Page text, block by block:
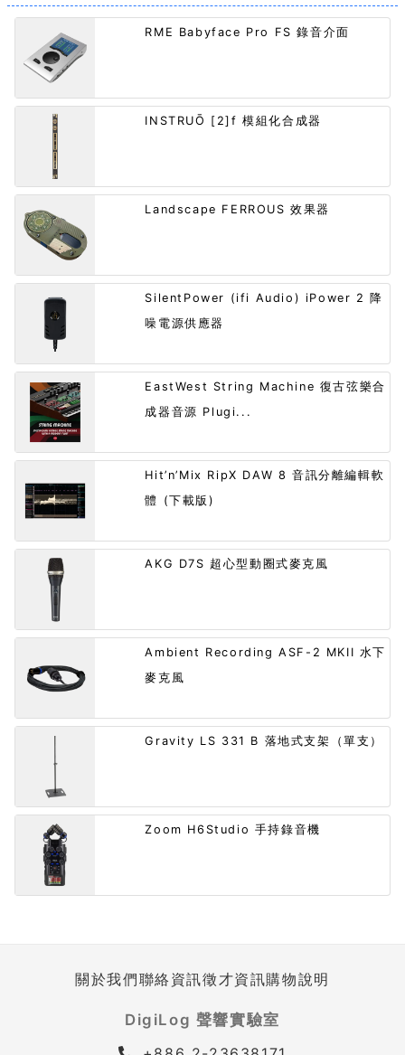
RME Babyface Pro FS 錄音介面
INSTRUŌ [2]f 模組化合成器
Landscape FERROUS 效果器
SilentPower (ifi Audio) iPower 2 降
噪電源供應器
EastWest String Machine 復古弦樂合
成器音源 Plugi...
Hit’n’Mix RipX DAW 8 音訊分離編輯軟
體 (下載版)
AKG D7S 超心型動圈式麥克風
Ambient Recording ASF-2 MKII 水下
麥克風
Gravity LS 331 B 落地式支架（單支）
Zoom H6Studio 手持錄音機
關於我們聯絡資訊徵才資訊購物說明
DigiLog 聲響實驗室